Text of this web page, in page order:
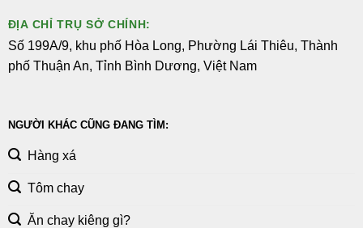
ĐỊA CHỈ TRỤ SỞ CHÍNH:
Số 199A/9, khu phố Hòa Long, Phường Lái Thiêu, Thành
phố Thuận An, Tỉnh Bình Dương, Việt Nam
NGƯỜI KHÁC CŨNG ĐANG TÌM:
Hàng xá
Tôm chay
Ăn chay kiêng gì?